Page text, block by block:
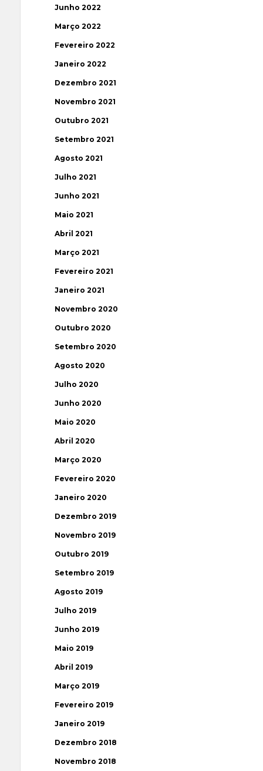
Junho 2022
Março 2022
Fevereiro 2022
Janeiro 2022
Dezembro 2021
Novembro 2021
Outubro 2021
Setembro 2021
Agosto 2021
Julho 2021
Junho 2021
Maio 2021
Abril 2021
Março 2021
Fevereiro 2021
Janeiro 2021
Novembro 2020
Outubro 2020
Setembro 2020
Agosto 2020
Julho 2020
Junho 2020
Maio 2020
Abril 2020
Março 2020
Fevereiro 2020
Janeiro 2020
Dezembro 2019
Novembro 2019
Outubro 2019
Setembro 2019
Agosto 2019
Julho 2019
Junho 2019
Maio 2019
Abril 2019
Março 2019
Fevereiro 2019
Janeiro 2019
Dezembro 2018
Novembro 2018